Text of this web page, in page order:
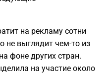
на рекламу сотни
не выглядит чем-то из
фоне других стран.
на участие около